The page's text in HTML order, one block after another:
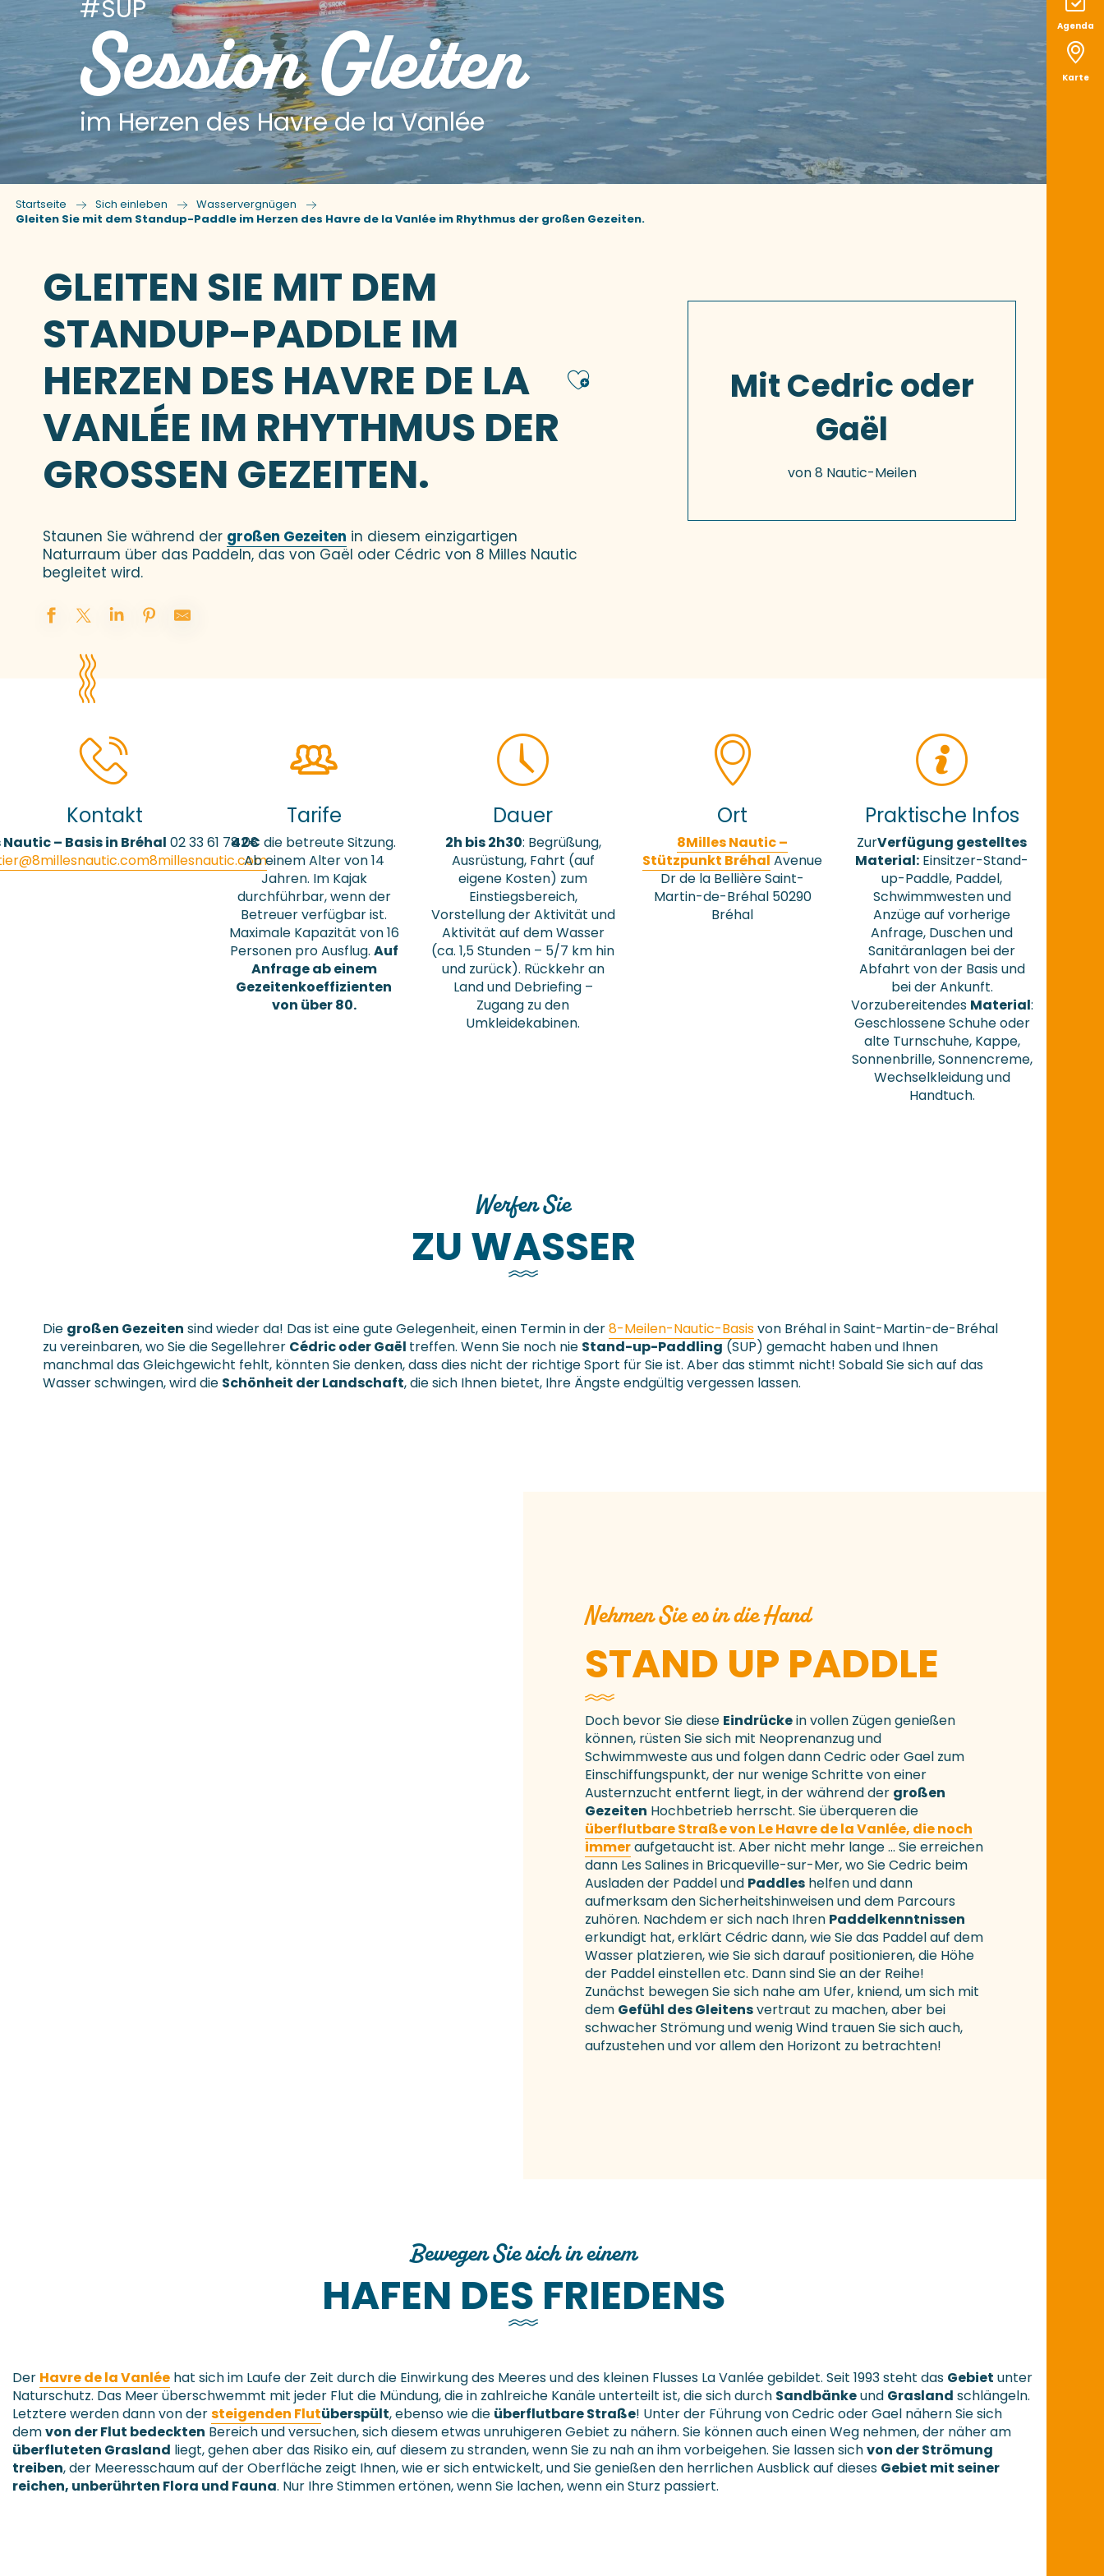
Agenda
Karte
#SUP
Session Gleiten
im Herzen des Havre de la Vanlée
Startseite Sich einleben
Wasservergnügen
Gleiten Sie mit dem Standup-Paddle im Herzen des Havre de la Vanlée im Rhythmus der großen Gezeiten.
GLEITEN SIE MIT DEM
STANDUP-PADDLE IM
HERZEN DES HAVRE DE LA
VANLÉE IM RHYTHMUS DER
GROSSEN GEZEITEN.
Ajouter aux favoris
Staunen Sie während der großen Gezeiten in diesem einzigartigen
Naturraum über das Paddeln, das von Gaël oder Cédric von 8 Milles Nautic
begleitet wird.
Mit Cedric oder
Gaël
von 8 Nautic-Meilen
Kontakt
– Basis in Bréhal 02 33 61 78 03
8millesnautic.com
Tarife
42€ die betreute Sitzung.
Ab einem Alter von 14
Jahren. Im Kajak
durchführbar, wenn der
Betreuer verfügbar ist.
Maximale Kapazität von 16
Personen pro Ausflug. Auf
Anfrage ab einem
Gezeitenkoeffizienten
von über 80.
Dauer
2h bis 2h30: Begrüßung,
Ausrüstung, Fahrt (auf
eigene Kosten) zum
Einstiegsbereich,
Vorstellung der Aktivität und
Aktivität auf dem Wasser
(ca. 1,5 Stunden – 5/7 km hin
und zurück). Rückkehr an
Land und Debriefing –
Zugang zu den
Umkleidekabinen.
Ort
8Milles Nautic –
Stützpunkt Bréhal Avenue
Dr de la Bellière Saint-
Martin-de-Bréhal 50290
Bréhal
Praktische Infos
ZurVerfügung gestelltes
Material: Einsitzer-Stand-
up-Paddle, Paddel,
Schwimmwesten und
Anzüge auf vorherige
Anfrage, Duschen und
Sanitäranlagen bei der
Abfahrt von der Basis und
bei der Ankunft.
Vorzubereitendes Material:
Geschlossene Schuhe oder
alte Turnschuhe, Kappe,
Sonnenbrille, Sonnencreme,
Wechselkleidung und
Handtuch.
Werfen Sie
ZU WASSER
Die großen Gezeiten sind wieder da! Das ist eine gute Gelegenheit, einen Termin in der8-Meilen-Nautic-Basisvon Bréhal in Saint-Martin-de-Bréhal
zu vereinbaren, wo Sie die Segellehrer Cédric oder Gaël treffen. Wenn Sie noch nie Stand-up-Paddling (SUP) gemacht haben und Ihnen
manchmal das Gleichgewicht fehlt, könnten Sie denken, dass dies nicht der richtige Sport für Sie ist. Aber das stimmt nicht! Sobald Sie sich auf das
Wasser schwingen, wird die Schönheit der Landschaft, die sich Ihnen bietet, Ihre Ängste endgültig vergessen lassen.
Nehmen Sie es in die Hand
STAND UP PADDLE
Doch bevor Sie diese Eindrückein vollen Zügen genießen
können, rüsten Sie sich mit Neoprenanzug und
Schwimmweste aus und folgen dann Cedric oder Gael zum
Einschiffungspunkt, der nur wenige Schritte von einer
Austernzucht entfernt liegt, in der während der großen
Gezeiten Hochbetrieb herrscht. Sie überqueren die
überflutbare Straße von Le Havre de la Vanlée, die noch
immeraufgetaucht ist. Aber nicht mehr lange … Sie erreichen
dann Les Salines in Bricqueville-sur-Mer, wo Sie Cedric beim
Ausladen der Paddel und Paddles helfen und dann
aufmerksam den Sicherheitshinweisen und dem Parcours
zuhören. Nachdem er sich nach Ihren Paddelkenntnissen
erkundigt hat, erklärt Cédric dann, wie Sie das Paddel auf dem
Wasser platzieren, wie Sie sich darauf positionieren, die Höhe
der Paddel einstellen etc. Dann sind Sie an der Reihe!
Zunächst bewegen Sie sich nahe am Ufer, kniend, um sich mit
dem Gefühl des Gleitensvertraut zu machen, aber bei
schwacher Strömung und wenig Wind trauen Sie sich auch,
aufzustehen und vor allem den Horizont zu betrachten!
Bewegen Sie sich in einem
HAFEN DES FRIEDENS
Der Havre de la Vanlée hat sich im Laufe der Zeit durch die Einwirkung des Meeres und des kleinen Flusses La Vanlée gebildet. Seit 1993 steht das Gebiet unter
Naturschutz. Das Meer überschwemmt mit jeder Flut die Mündung, die in zahlreiche Kanäle unterteilt ist, die sich durch Sandbänkeund Grasland schlängeln.
Letztere werden dann von dersteigenden Flutüberspült, ebenso wie die überflutbare Straße! Unter der Führung von Cedric oder Gael nähern Sie sich
demvon der Flut bedeckten Bereich und versuchen, sich diesem etwas unruhigeren Gebiet zu nähern. Sie können auch einen Weg nehmen, der näher am
überfluteten Grasland liegt, gehen aber das Risiko ein, auf diesem zu stranden, wenn Sie zu nah an ihm vorbeigehen. Sie lassen sichvon der Strömung
treiben, der Meeresschaum auf der Oberfläche zeigt Ihnen, wie er sich entwickelt, und Sie genießen den herrlichen Ausblick auf dieses Gebiet mit seiner
reichen, unberührten Flora und Fauna. Nur Ihre Stimmen ertönen, wenn Sie lachen, wenn ein Sturz passiert.